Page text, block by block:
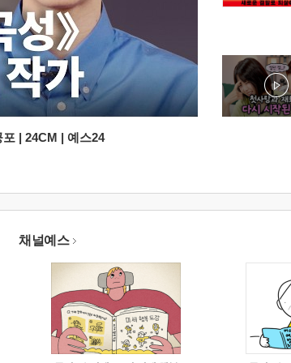
| 24CM | 예스24
채널예스